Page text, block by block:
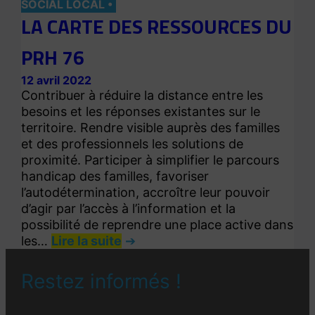
SOCIAL LOCAL
LA CARTE DES RESSOURCES DU
PRH 76
12 avril 2022
Contribuer à réduire la distance entre les
besoins et les réponses existantes sur le
territoire. Rendre visible auprès des familles
et des professionnels les solutions de
proximité. Participer à simplifier le parcours
handicap des familles, favoriser
l’autodétermination, accroître leur pouvoir
d’agir par l’accès à l’information et la
possibilité de reprendre une place active dans
les… Lire la suite
Restez informés !